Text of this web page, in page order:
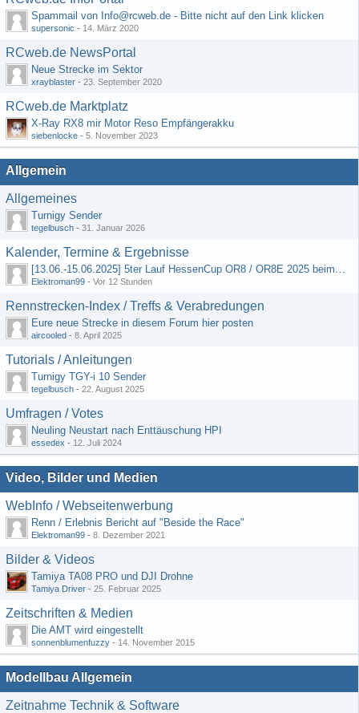
Spammail von Info@rcweb.de - Bitte nicht auf den Link klicken
supersonic - 14. März 2020
RCweb.de NewsPortal
Neue Strecke im Sektor
xrayblaster - 23. September 2020
RCweb.de Marktplatz
X-Ray RX8 mir Motor Reso Empfängerakku
siebenlocke - 5. November 2023
Allgemein
Allgemeines
Turnigy Sender
tegelbusch - 31. Januar 2026
Kalender, Termine & Ergebnisse
[13.06.-15.06.2025] 5ter Lauf HessenCup OR8 / OR8E 2025 beim MSC Ober-Mörlen e.V.
Elektroman99 - Vor 12 Stunden
Rennstrecken-Index / Treffs & Verabredungen
Eure neue Strecke in diesem Forum hier posten
aircooled - 8. April 2025
Tutorials / Anleitungen
Turnigy TGY-i 10 Sender
tegelbusch - 22. August 2025
Umfragen / Votes
Neuling Neustart nach Enttäuschung HPI
essedex - 12. Juli 2024
Video, Bilder und Medien
WebInfo / Webseitenwerbung
Renn / Erlebnis Bericht auf "Beside the Race"
Elektroman99 - 8. Dezember 2021
Bilder & Videos
Tamiya TA08 PRO und DJI Drohne
Tamiya Driver - 25. Februar 2025
Zeitschriften & Medien
Die AMT wird eingestellt
sonnenblumenfuzzy - 14. November 2015
Modellbau Allgemein
Zeitnahme Technik & Software